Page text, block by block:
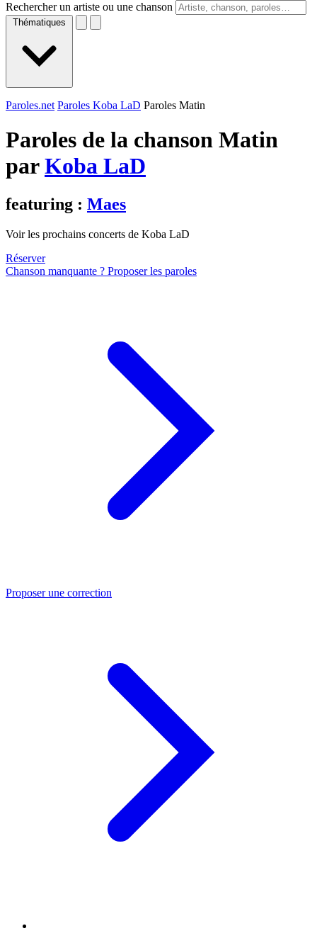
Rechercher un artiste ou une chanson
Thématiques
Paroles.net Paroles Koba LaD Paroles Matin
Paroles de la chanson Matin
parKoba LaD
featuring : Maes
Voir les prochains concerts de Koba LaD
Réserver
Chanson manquante ? Proposer les paroles
Proposer une correction